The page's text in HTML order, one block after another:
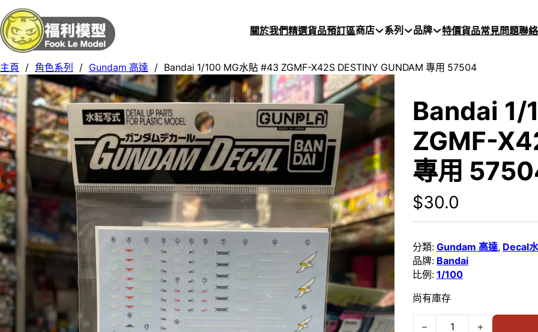
關於我們精選貨品預訂區商店 系列 品牌 特價貨品常見問題聯
主頁 / 角色系列 / Gundam 高達 / Bandai 1/100 MG水貼 #43 ZGMF-X42S DESTINY GUNDAM 專用 57504
Bandai 1/
ZGMF-
專用
$30.0
分類: Gundam 高達, Decal
品牌: Bandai
比例: 1/100
尚有庫存
Bandai 1/100 MG水貼 #43